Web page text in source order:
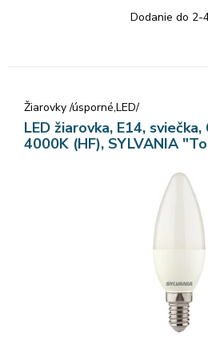
Dodanie do 2-
Žiarovky /úsporné,LED/
LED žiarovka, E14,
4000K (HF), SYLVANIA